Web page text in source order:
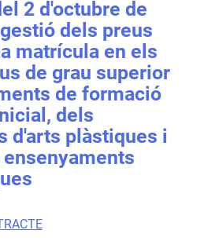
2 d'octubre de
dels preus
matrícula en els
de grau superior
de formació
dels
d'arts plàstiques i